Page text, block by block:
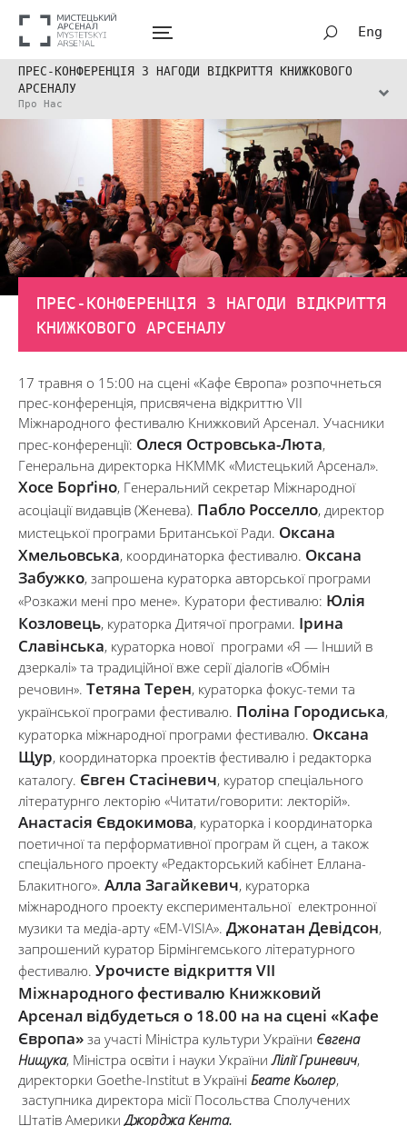
Eng
ПРЕС-КОНФЕРЕНЦІЯ З НАГОДИ ВІДКРИТТЯ КНИЖКОВОГО
АРСЕНАЛУ
Про Нас
ПРЕС-КОНФЕРЕНЦІЯ З НАГОДИ ВІДКРИТТЯ
КНИЖКОВОГО АРСЕНАЛУ
17 травня о 15:00 на сцені «Кафе Європа» розпочнеться
прес-конференція, присвячена відкриттю VІI
Міжнародного фестивалю Книжковий Арсенал. Учасники
прес-конференції: Олеся Островська-Люта,
Генеральна директорка НКММК «Мистецький Арсенал».
Хосе Борґіно, Генеральний секретар Міжнародної
асоціації видавців (Женева). Пабло Росселло, директор
мистецької програми Британської Ради. Оксана
Хмельовська, координаторка фестивалю. Оксана
Забужко, запрошена кураторка авторської програми
«Розкажи мені про мене». Куратори фестивалю: Юлія
Козловець, кураторка Дитячої програми. Ірина
Славінська, кураторка нової програми «Я — Інший в
дзеркалі» та традиційної вже серії діалогів «Обмін
речовин». Тетяна Терен, кураторка фокус-теми та
української програми фестивалю. Поліна Городиська,
кураторка міжнародної програми фестивалю. Оксана
Щур, координаторка проектів фестивалю і редакторка
каталогу. Євген Стасіневич, куратор спеціального
літературнго лекторію «Читати/говорити: лекторій».
Анастасія Євдокимова, кураторка і координаторка
поетичної та перформативної програм й сцен, а також
спеціального проекту «Редакторський кабінет Еллана-
Блакитного». Алла Загайкевич, кураторка
міжнародного проекту експериментальної електронної
музики та медіа-арту «EM-VISIA». Джонатан Девідсон,
запрошений куратор Бірмінгемського літературного
фестивалю. Урочисте відкриття VІI
Міжнародного фестивалю Книжковий
Арсенал відбудеться о 18.00 на на сцені «Кафе
Європа» за участі Міністра культури України Євгена
Нищука, Міністра освіти і науки УкраїниЛілії Гриневич,
директорки Goethe-Institut в Україні Беате Кьолер,
заступника директора місії Посольства Сполучених
Штатів АмерикиДжорджа Кента.